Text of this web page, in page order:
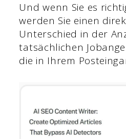
Und wenn Sie es
werden Sie einen
Unterschied in der
tatsächlichen
die in Ihrem